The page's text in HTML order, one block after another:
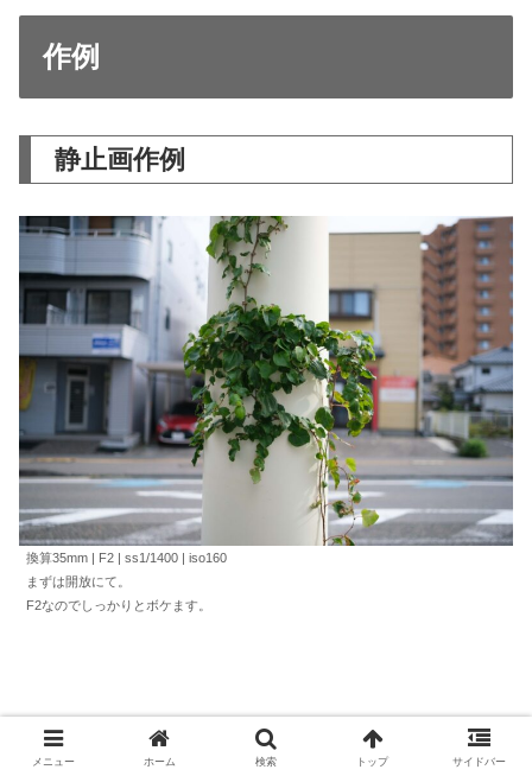
作例
静止画作例
換算35mm | F2 | ss1/1400 | iso160
まずは開放にて。
F2なのでしっかりとボケます。
メニュー ホーム 検索 トップ サイドバー